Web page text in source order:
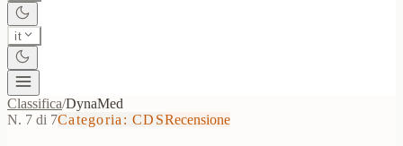
it
Classifica/DynaMed
N. 7 di 7Categoria :CDSRecensione